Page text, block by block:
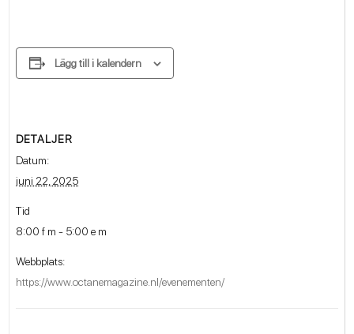
Lägg till i kalendern
DETALJER
Datum:
juni 22, 2025
Tid
8:00 f m - 5:00 e m
Webbplats:
https://www.octanemagazine.nl/evenementen/